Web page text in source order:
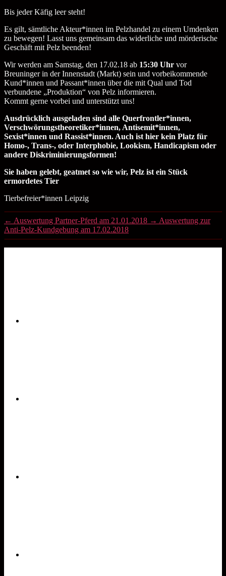
Bis jeder Käfig leer steht!
Es gilt, sämtliche Akteur*innen im Pelzhandel zu einem Umdenken
zu bewegen! Lasst uns gemeinsam das widerliche und mörderische
Geschäft mit Pelz beenden!
Wir werden am Samstag, den 17.02.18 ab 15:30 Uhr vor
Breuninger in der Innenstadt (Markt) sein und vorbeikommende
Kund*innen und Passant*innen über die mit Qual und Tod
verbundene „Produktion“ von Pelz informieren.
Kommt gerne vorbei und unterstützt uns!
Ausdrücklich ausgeladen sind alle Querfrontler*innen,
Verschwörungstheoretiker*innen, Antisemit*innen,
Sexist*innen und Rassist*innen. Auch ist hier kein Platz für
Homo-, Trans-, oder Interphobie, Lookism, Handicapism oder
andere Diskriminierungsformen!
Sie haben gelebt, geatmet so wie wir, Pelz ist ein Stück
ermordetes Tier
Tierbefreier*innen Leipzig
← Auswertung Partner-Pferd am 21.01.2018 → Auswertung zur
Anti-Pelz-Kundgebung am 17.02.2018